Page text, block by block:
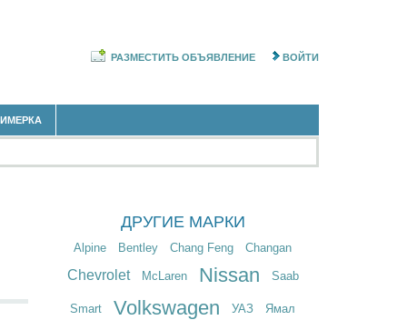
РАЗМЕСТИТЬ ОБЪЯВЛЕНИЕ ВОЙТИ
ДРУГИЕ МАРКИ
Alpine Bentley Chang Feng Changan
Chevrolet McLaren Nissan Saab
Smart Volkswagen УАЗ Ямал